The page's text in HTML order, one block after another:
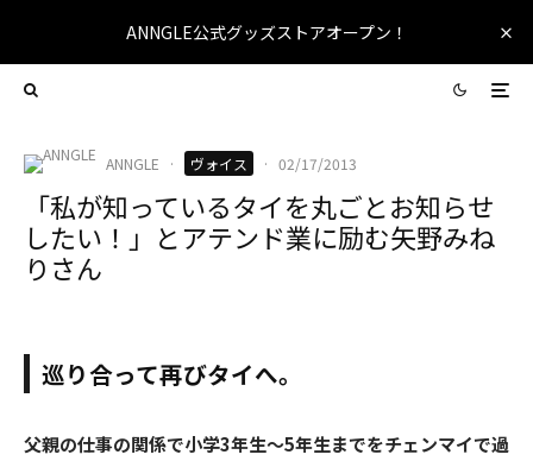
ANNGLE公式グッズストアオープン！
ANNGLE · ヴォイス · 02/17/2013
「私が知っているタイを丸ごとお知らせ
したい！」とアテンド業に励む矢野みね
りさん
巡り合って再びタイへ。
父親の仕事の関係で小学3年生～5年生までをチェンマイで過